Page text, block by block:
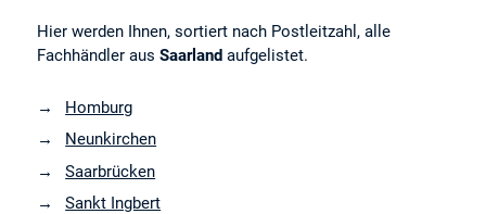
Hier werden Ihnen, sortiert nach Postleitzahl, alle
Fachhändler ausSaarland aufgelistet.
Homburg
Neunkirchen
Saarbrücken
Sankt Ingbert